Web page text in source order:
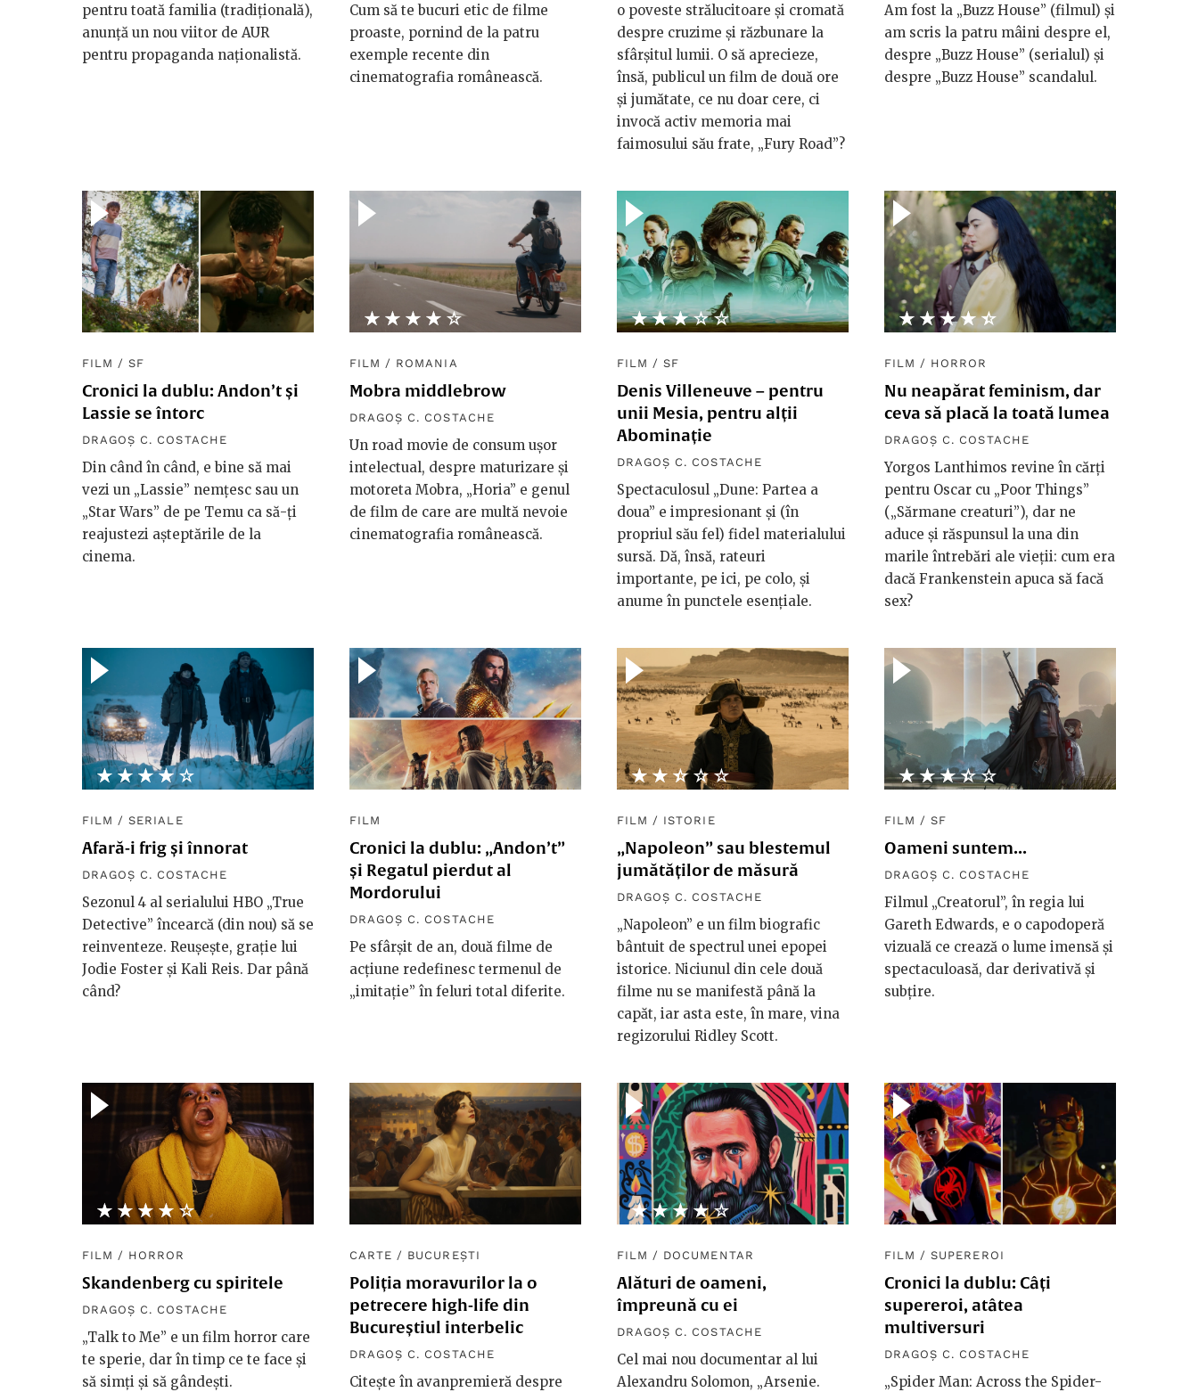
pentru toată familia (tradițională),
anunță un nou viitor de AUR
pentru propaganda naționalistă.
Cum să te bucuri etic de filme
proaste, pornind de la patru
exemple recente din
cinematografia românească.
o poveste strălucitoare și cromată
despre cruzime și răzbunare la
sfârșitul lumii. O să aprecieze,
însă, publicul un film de două ore
și jumătate, ce nu doar cere, ci
invocă activ memoria mai
faimosului său frate, „Fury Road”?
Am fost la „Buzz House” (filmul) și
am scris la patru mâini despre el,
despre „Buzz House” (serialul) și
despre „Buzz House” scandalul.
FILM /SF
Cronici la dublu: Andon’t și
Lassie se întorc
DRAGOȘ C. COSTACHE
Din când în când, e bine să mai
vezi un „Lassie” nemțesc sau un
„Star Wars” de pe Temu ca să-ți
reajustezi așteptările de la
cinema.
★★★★★
☆☆☆☆☆
FILM / ROMANIA
Mobra middlebrow
DRAGOȘ C. COSTACHE
Un road movie de consum ușor
intelectual, despre maturizare și
motoreta Mobra, „Horia” e genul
de film de care are multă nevoie
cinematografia românească.
★★★★★
☆☆☆☆☆
FILM /SF
Denis Villeneuve – pentru
unii Mesia, pentru alții
Abominație
DRAGOȘ C. COSTACHE
Spectaculosul „Dune: Partea a
doua” e impresionant și (în
propriul său fel) fidel materialului
sursă. Dă, însă, rateuri
importante, pe ici, pe colo, și
anume în punctele esențiale.
★★★★★
☆☆☆☆☆
FILM / HORROR
Nu neapărat feminism, dar
ceva să placă la toată lumea
DRAGOȘ C. COSTACHE
Yorgos Lanthimos revine în cărți
pentru Oscar cu „Poor Things”
(„Sărmane creaturi”), dar ne
aduce și răspunsul la una din
marile întrebări ale vieții: cum era
dacă Frankenstein apuca să facă
sex?
★★★★★
☆☆☆☆☆
FILM /SERIALE
Afară-i frig și înnorat
DRAGOȘ C. COSTACHE
Sezonul 4 al serialului HBO „True
Detective” încearcă (din nou) să se
reinventeze. Reușește, grație lui
Jodie Foster și Kali Reis. Dar până
când?
FILM
Cronici la dublu: „Andon’t”
și Regatul pierdut al
Mordorului
DRAGOȘ C. COSTACHE
Pe sfârșit de an, două filme de
acțiune redefinesc termenul de
„imitație” în feluri total diferite.
★★★★★
☆☆☆☆☆
FILM / ISTORIE
„Napoleon” sau blestemul
jumătăților de măsură
DRAGOȘ C. COSTACHE
„Napoleon” e un film biografic
bântuit de spectrul unei epopei
istorice. Niciunul din cele două
filme nu se manifestă până la
capăt, iar asta este, în mare, vina
regizorului Ridley Scott.
★★★★★
☆☆☆☆☆
FILM /SF
Oameni suntem...
DRAGOȘ C. COSTACHE
Filmul „Creatorul”, în regia lui
Gareth Edwards, e o capodoperă
vizuală ce crează o lume imensă și
spectaculoasă, dar derivativă și
subțire.
★★★★★
☆☆☆☆☆
FILM / HORROR
Skandenberg cu spiritele
DRAGOȘ C. COSTACHE
„Talk to Me” e un film horror care
te sperie, dar în timp ce te face și
să simți și să gândești.
CARTE / BUCUREȘTI
Poliția moravurilor la o
petrecere high-life din
Bucureștiul interbelic
DRAGOȘ C. COSTACHE
Citește în avanpremieră despre
★★★★★
☆☆☆☆☆
FILM / DOCUMENTAR
Alături de oameni,
împreună cu ei
DRAGOȘ C. COSTACHE
Cel mai nou documentar al lui
Alexandru Solomon, „Arsenie.
FILM /SUPEREROI
Cronici la dublu: Câți
supereroi, atâtea
multiversuri
DRAGOȘ C. COSTACHE
„Spider Man: Across the Spider-